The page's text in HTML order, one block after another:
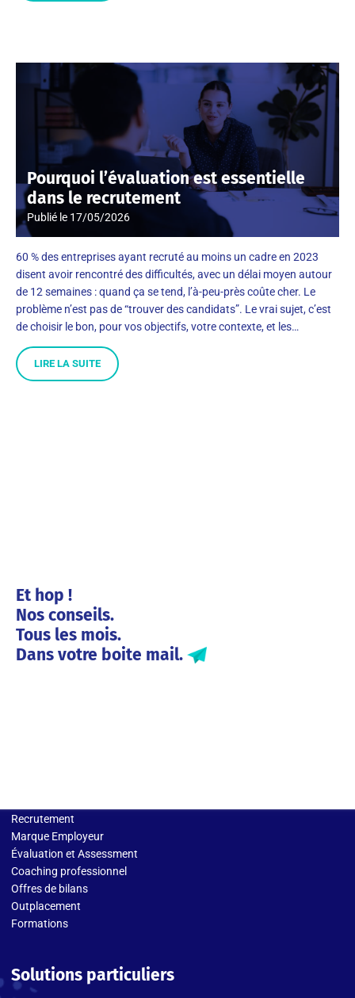
Pourquoi l’évaluation est essentielle
dans le recrutement
Publié le 17/05/2026
60 % des entreprises ayant recruté au moins un cadre en 2023
disent avoir rencontré des difficultés, avec un délai moyen autour
de 12 semaines : quand ça se tend, l’à-peu-près coûte cher. Le
problème n’est pas de “trouver des candidats”. Le vrai sujet, c’est
de choisir le bon, pour vos objectifs, votre contexte, et les…
LIRE LA SUITE
Et hop !
Nos conseils.
Tous les mois.
Dans votre boite mail.
Recrutement
Marque Employeur
Évaluation et Assessment
Coaching professionnel
Offres de bilans
Outplacement
Formations
Solutions particuliers